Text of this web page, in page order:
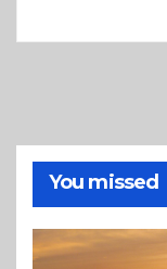
You missed